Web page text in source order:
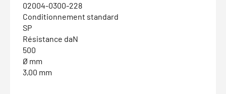
02004-0300-228
Conditionnement standard
SP
Résistance daN
500
Ø mm
3,00 mm